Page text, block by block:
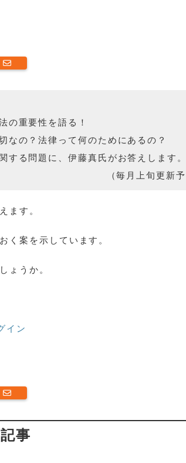
の重要性を語る！
なの？法律って何のためにあるの？
する問題に、伊藤真氏がお答えします
（毎月上旬更新
ます。
く案を示しています。
ょうか。
イン
事